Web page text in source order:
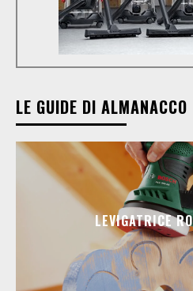
LE GUIDE DI ALMANACCO
LEVIGATRICE